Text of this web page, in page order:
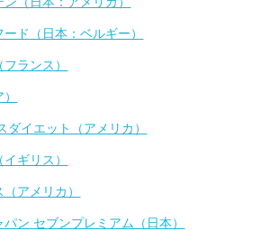
ド（日本：ベルギー）
ランス）
ダイエット（アメリカ）
ギリス）
アメリカ）
ン セブンプレミアム（日本）